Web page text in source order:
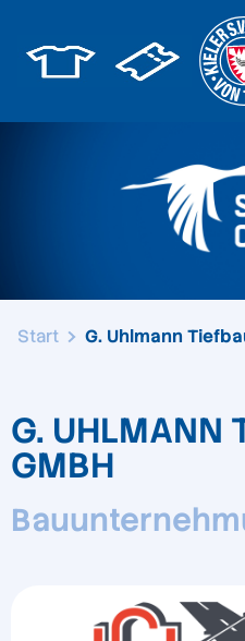
Start G. Uhlmann
G. UHLMANN
GMBH